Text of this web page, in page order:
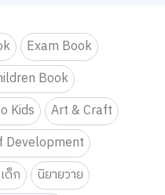
Exam Book
Book
Kids
Art & Craft
Development
ด็ก
นิยายวาย